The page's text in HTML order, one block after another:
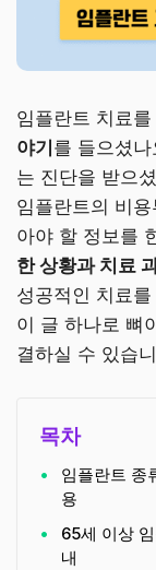
임플란트 치료
야기 를 들으셨
는 진단을 받으
임플란트의 비
아야 할 정보를
한 상황과 치료
성공적인 치료
이 글 하나로 뼈
결하실 수 있습
목차
임플란트 종
용
65세 이상
내